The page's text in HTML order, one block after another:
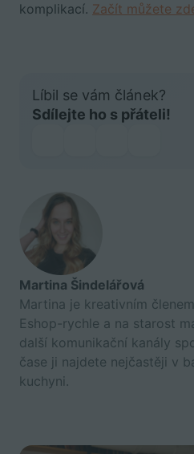
komplikací. Začít můžete
Líbil se vám článek?
Sdílejte ho s přáteli!
Martina Šindelářová
Martina je kreativním
Eshop-rychle a na starost
další komunikační kanály
čase ji najdete nejčastěji v
kuchyni.